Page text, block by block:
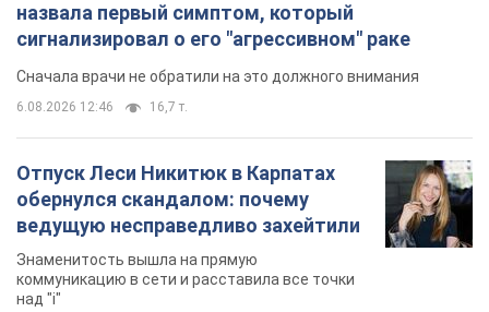
назвала первый симптом, который
сигнализировал о его "агрессивном" раке
Сначала врачи не обратили на это должного внимания
6.08.2026 12:46 16,7 т.
Отпуск Леси Никитюк в Карпатах
обернулся скандалом: почему
ведущую несправедливо захейтили
Знаменитость вышла на прямую
коммуникацию в сети и расставила все точки
над "i"